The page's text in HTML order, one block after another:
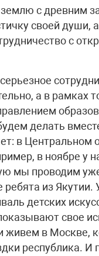
с древним
своей души,
с
а в рамках
делать
в Центральном
в ноябре у
мы проводим
из Якутии.
детских
свое
живем в Москве,
республика. И